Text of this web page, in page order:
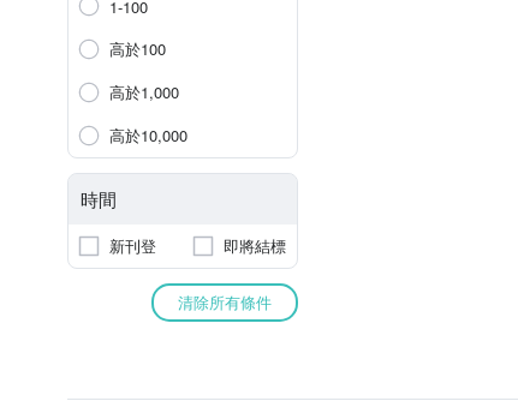
1-100
高於100
高於1,000
高於10,000
時間
新刊登 即將結標
清除所有條件